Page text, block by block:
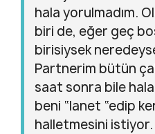
hala yorulmadım.
biri de, eğer geç
birisiysek
Partnerim bütün
saat sonra bile hala
beni “lanet “edip
halletmesini istiyor.